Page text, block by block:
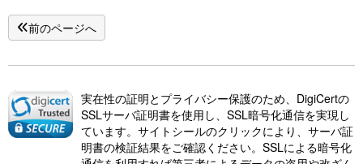
前のページへ
実在性の証明とプライバシー保護のため、DigiCertの
SSLサーバ証明書を使用し、SSL暗号化通信を実現し
ています。サイトシールのクリックにより、サーバ証
明書の検証結果をご確認ください。SSLによる暗号化